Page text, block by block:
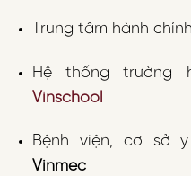
Trung tâm hành
Hệ thống trường
Vinschool
Bệnh viện, cơ sở
Vinmec